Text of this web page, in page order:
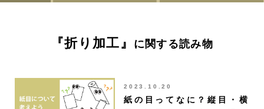
『折り加工』 に関する読み物
2023.10.20
紙の目ってなに？縦目・横